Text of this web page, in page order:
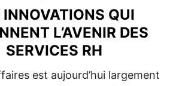
INNOVATIONS QUI
L’AVENIR DES
SERVICES RH
est aujourd’hui largement